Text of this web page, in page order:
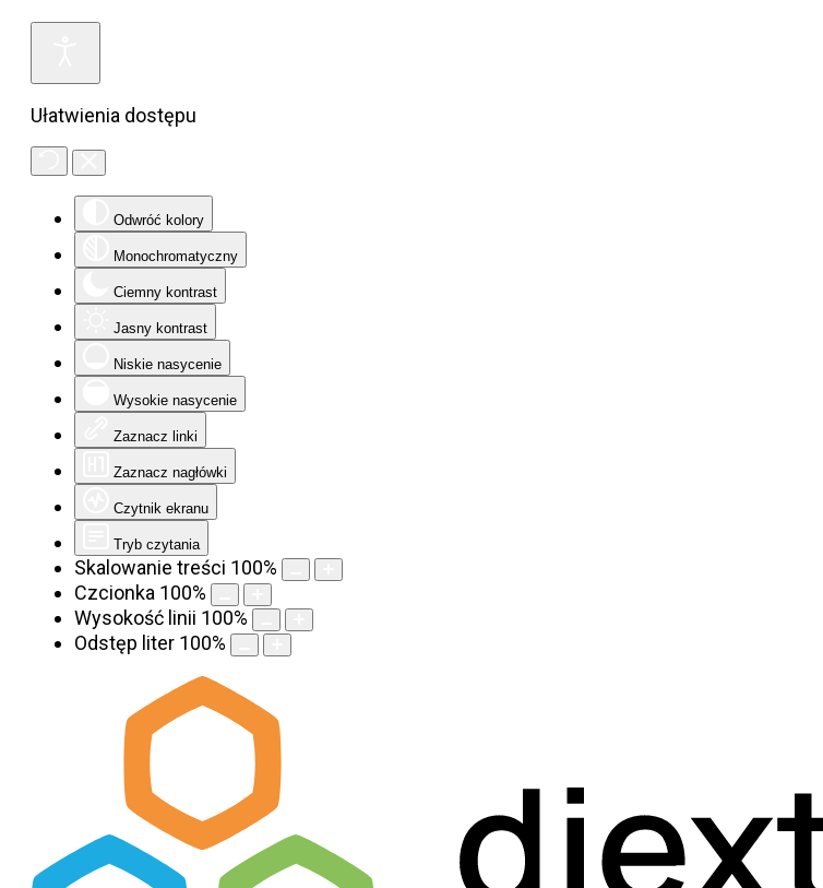
Ułatwienia dostępu
Odwróć kolory
Monochromatyczny
Ciemny kontrast
Jasny kontrast
Niskie nasycenie
Wysokie nasycenie
Zaznacz linki
Zaznacz nagłówki
Czytnik ekranu
Tryb czytania
Skalowanie treści 100%
Czcionka 100%
Wysokość linii 100%
Odstęp liter 100%